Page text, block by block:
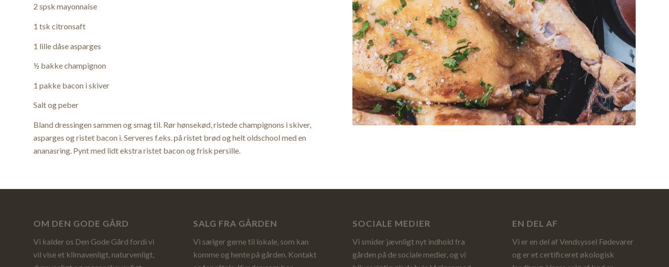
2 spsk mayonnaise
1 tsk citronsaft
1 lille dåse asparges
½ bakke champignon
1 pakke bacon i skiver
Salt og peber
Bland dressingen sammen og smag til. Rør hønsekød, ristede champignons i skiver,
asparges og ristet bacon i. Serveres f.eks. på ristet brød og helt oldschool med en
ananasring. Pynt med lidt ekstra ristet bacon og frisk persille.
OM DEN GODE GÅRD
Vi kalder os Den Gode Gård fordi vi
vil vise et klimavenligt, naturvenligt,
SALG FRA GÅRDEN
Vi sælger gerne til lokale, som kan
komme og hente på gården. Kontakt
SOCIALE MEDIER
Vi smider jævnligt nyt indhold fra
gården på de sociale medier, og vi
EN DEL AF
Vi er en del af Vendsyssel Fødevarer
og er et certificeret økologisk